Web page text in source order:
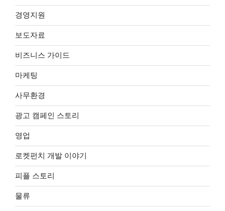
경영지원
보도자료
비즈니스 가이드
마케팅
사무환경
광고 캠페인 스토리
영업
로켓펀치 개발 이야기
피플 스토리
물류